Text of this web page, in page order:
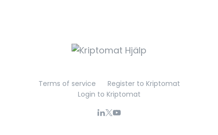
Terms of service
Register to Kriptomat
Login to Kriptomat